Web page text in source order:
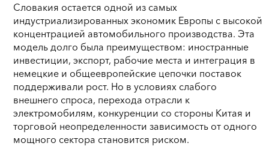
Словакия остается одной из самых
индустриализированных экономик Европы с высокой
концентрацией автомобильного производства. Эта
модель долго была преимуществом: иностранные
инвестиции, экспорт, рабочие места и интеграция в
немецкие и общеевропейские цепочки поставок
поддерживали рост. Но в условиях слабого
внешнего спроса, перехода отрасли к
электромобилям, конкуренции со стороны Китая и
торговой неопределенности зависимость от одного
мощного сектора становится риском.